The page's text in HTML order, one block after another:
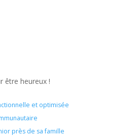
être heureux !
et optimisée
près de sa famille